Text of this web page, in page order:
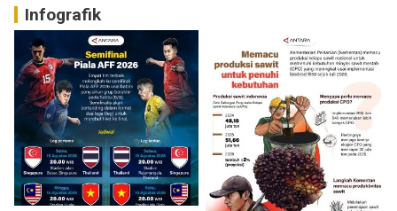
Infografik